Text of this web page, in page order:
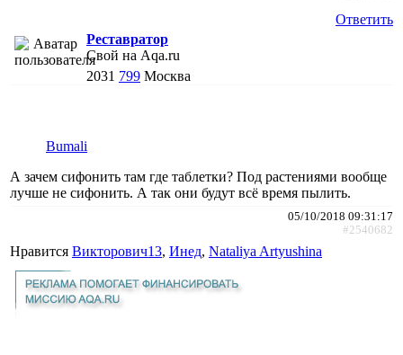
Ответить
Реставратор
Свой на Aqa.ru
2031 799 Москва
Bumali
А зачем сифонить там где таблетки? Под растениями вообще
лучше не сифонить. А так они будут всё время пылить.
05/10/2018 09:31:17
#2540682
Нравится Викторович13, Инед, Nataliya Artyushina